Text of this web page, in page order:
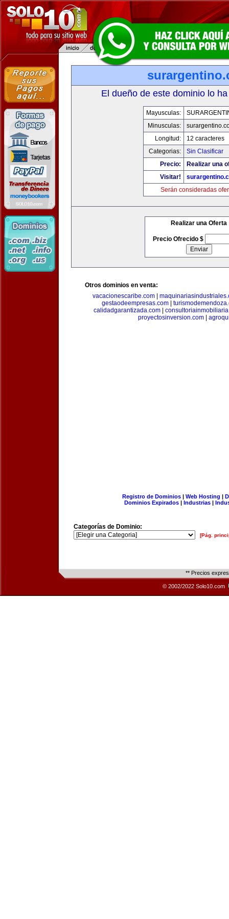
El dueño de este dominio lo
Mayusculas:
Minusculas:
Longitud:
12 caracteres
Categorias:
Sin Clasificar
Precio:
Realizar una
Visitar!
Serán consideradas
Realizar una Oferta
Precio Ofrecido $
Otros dominios en venta:
vacacionescaribe.com
gestaodeempresas.com|
calidadgarantizada.com
proyectosinversion.com
Registro de Dominios| Web Hosting |
Dominios Expirados | Industrias |
Categorías de Dominio:
[Pág.
** Precios
© 2002/2022 Solo10.com